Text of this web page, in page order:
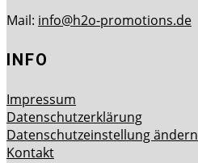
Mail: info@h2o-promotions.de
INFO
Impressum
Datenschutzerklärung
Datenschutzeinstellung ändern
Kontakt